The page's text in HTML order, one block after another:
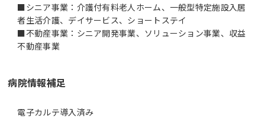
■シニア事業：介護付有料老人ホーム、一般型特定施設入居
者生活介護、デイサービス、ショートステイ
■不動産事業：シニア開発事業、ソリューション事業、収益
不動産事業
病院情報補足
電子カルテ導入済み